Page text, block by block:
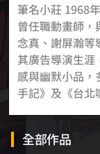
筆名小莊 1968
曾任職動畫師
念真、謝屏瀚
其廣告導演生
感與幽默小品，
手記》及《台
全部作品